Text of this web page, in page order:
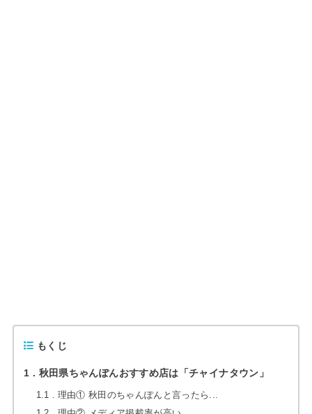
もくじ
1 秋田県ちゃんぽんおすすめ店は「チャイナタウン」
1.1
理由① 秋田のちゃんぽんと言ったら...